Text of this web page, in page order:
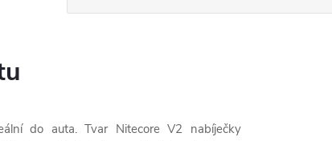
do auta. Tvar Nitecore V2 nabíječky